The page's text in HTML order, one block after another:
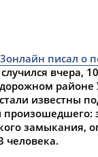
писал о
вчера,
районе
известны
замыкания,
человека.